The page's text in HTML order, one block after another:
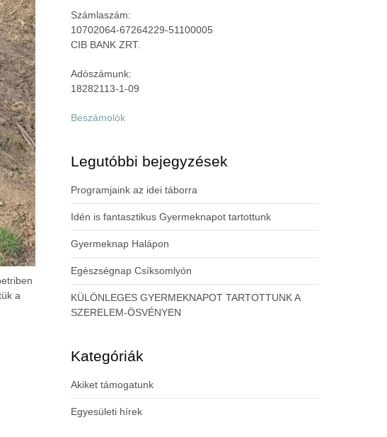
a
Számlaszám:
10702064-67264229-51100005
CIB BANK ZRT.
Adószámunk:
18282113-1-09
Beszámolók
Legutóbbi bejegyzések
Programjaink az idei táborra
Idén is fantasztikus Gyermeknapot tartottunk
Gyermeknap Halápon
Egészségnap Csíksomlyón
KÜLÖNLEGES GYERMEKNAPOT TARTOTTUNK A
SZERELEM-ÖSVÉNYEN
Kategóriák
Akiket támogatunk
Egyesületi hírek